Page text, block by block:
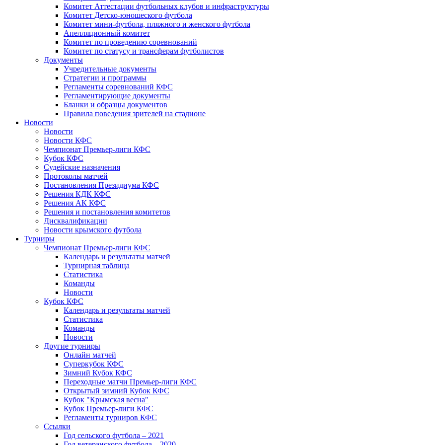
Комитет Аттестации футбольных клубов и инфраструктуры
Комитет Детско-юношеского футбола
Комитет мини-футбола, пляжного и женского футбола
Апелляционный комитет
Комитет по проведению соревнований
Комитет по статусу и трансферам футболистов
Документы
Учредительные документы
Стратегии и программы
Регламенты соревнований КФС
Регламентирующие документы
Бланки и образцы документов
Правила поведения зрителей на стадионе
Новости
Новости
Новости КФС
Чемпионат Премьер-лиги КФС
Кубок КФС
Судейские назначения
Протоколы матчей
Постановления Президиума КФС
Решения КДК КФС
Решения АК КФС
Решения и постановления комитетов
Дисквалификации
Новости крымского футбола
Турниры
Чемпионат Премьер-лиги КФС
Календарь и результаты матчей
Турнирная таблица
Статистика
Команды
Новости
Кубок КФС
Календарь и результаты матчей
Статистика
Команды
Новости
Другие турниры
Онлайн матчей
Суперкубок КФС
Зимний Кубок КФС
Переходные матчи Премьер-лиги КФС
Открытый зимний Кубок КФС
Кубок "Крымская весна"
Кубок Премьер-лиги КФС
Регламенты турниров КФС
Ссылки
Год сельского футбола – 2021